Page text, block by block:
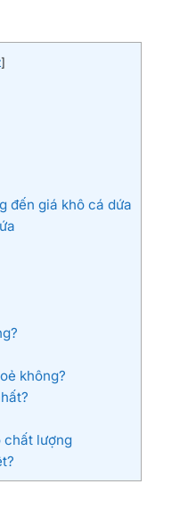
]
đến giá khô cá dứa
không?
chất lượng